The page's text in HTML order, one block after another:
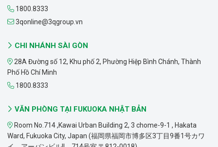
1800.8333
3qonline@3qgroup.vn
CHI NHÁNH SÀI GÒN
28A Đường số 12, Khu phố 2, Phường Hiệp Bình Chánh, Thành
Phố Hồ Chí Minh
1800.8333
VĂN PHÒNG TẠI FUKUOKA NHẬT BẢN
Room No.714 ,Kawai Urban Building 2, 3 chome-9-1 , Hakata
Ward, Fukuoka City, Japan (福岡県福岡市博多区3丁目9番1号カワ